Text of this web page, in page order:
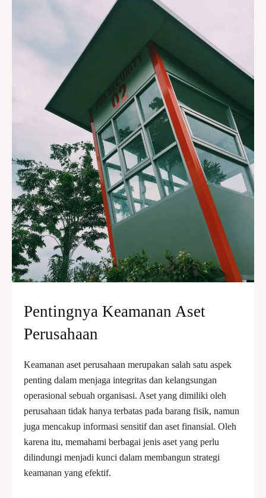
Pentingnya Keamanan Aset
Perusahaan
Keamanan aset perusahaan merupakan salah satu aspek
penting dalam menjaga integritas dan kelangsungan
operasional sebuah organisasi. Aset yang dimiliki oleh
perusahaan tidak hanya terbatas pada barang fisik, namun
juga mencakup informasi sensitif dan aset finansial. Oleh
karena itu, memahami berbagai jenis aset yang perlu
dilindungi menjadi kunci dalam membangun strategi
keamanan yang efektif.